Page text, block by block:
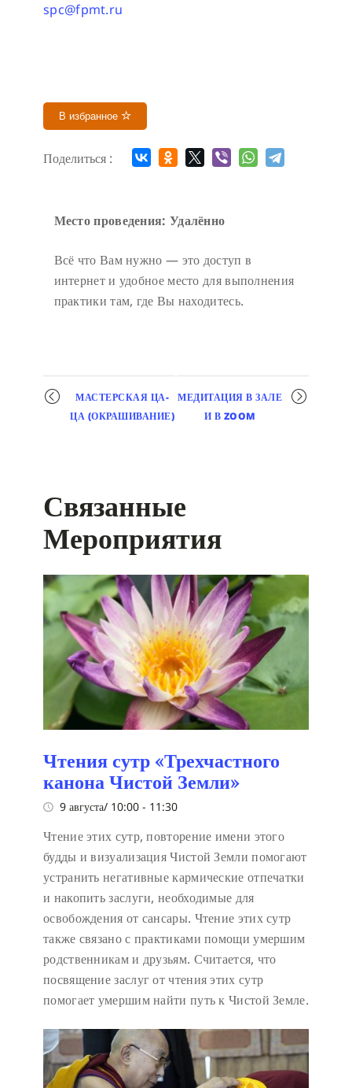
spc@fpmt.ru
В избранное
Поделиться :
Место проведения: Удалённо
Всё что Вам нужно — это доступ в
интернет и удобное место для выполнения
практики там, где Вы находитесь.
Мероприятие
навигация
МАСТЕРСКАЯ ЦА-
ЦА (ОКРАШИВАНИЕ)
МЕДИТАЦИЯ В ЗАЛЕ
И В ZOOM
Связанные
Мероприятия
Чтения сутр «Трехчастного
канона Чистой Земли»
9 августа/ 10:00 - 11:30
Чтение этих сутр, повторение имени этого
будды и визуализация Чистой Земли помогают
устранить негативные кармические отпечатки
и накопить заслуги, необходимые для
освобождения от сансары. Чтение этих сутр
также связано с практиками помощи умершим
родственникам и друзьям. Считается, что
посвящение заслуг от чтения этих сутр
помогает умершим найти путь к Чистой Земле.